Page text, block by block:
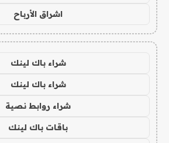
اشراق الأرباح
شراء باك لينك
شراء باك لينك
شراء روابط نصية
باقات باك لينك